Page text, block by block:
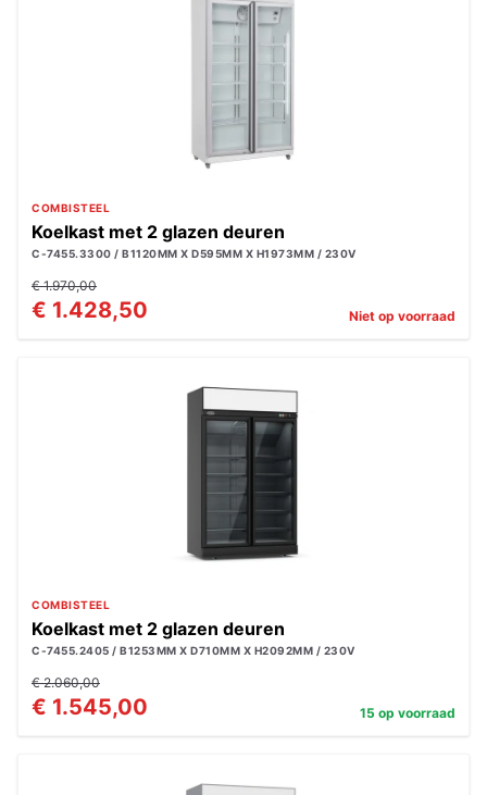
COMBISTEEL
Koelkast met 2 glazen deuren
C-7455.3300 / B1120MM X D595MM X H1973MM / 230V
€ 1.970,00
€ 1.428,50 Niet op voorraad
COMBISTEEL
Koelkast met 2 glazen deuren
C-7455.2405 / B1253MM X D710MM X H2092MM / 230V
€ 2.060,00
€ 1.545,00 15 op voorraad